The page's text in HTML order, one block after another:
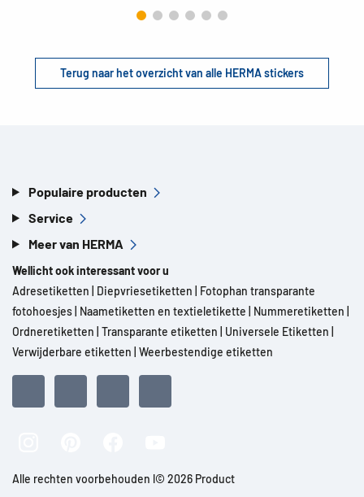
Terug naar het overzicht van alle HERMA stickers
Populaire producten
Service
Meer van HERMA
Wellicht ook interessant voor u
Adresetiketten
Diepvriesetiketten
Fotophan transparante
fotohoesjes Naametiketten en textieletikette Nummeretiketten
Ordneretiketten Transparante etiketten Universele Etiketten
Verwijderbare etiketten Weerbestendige etiketten
Alle rechten voorbehouden l© 2026 Product